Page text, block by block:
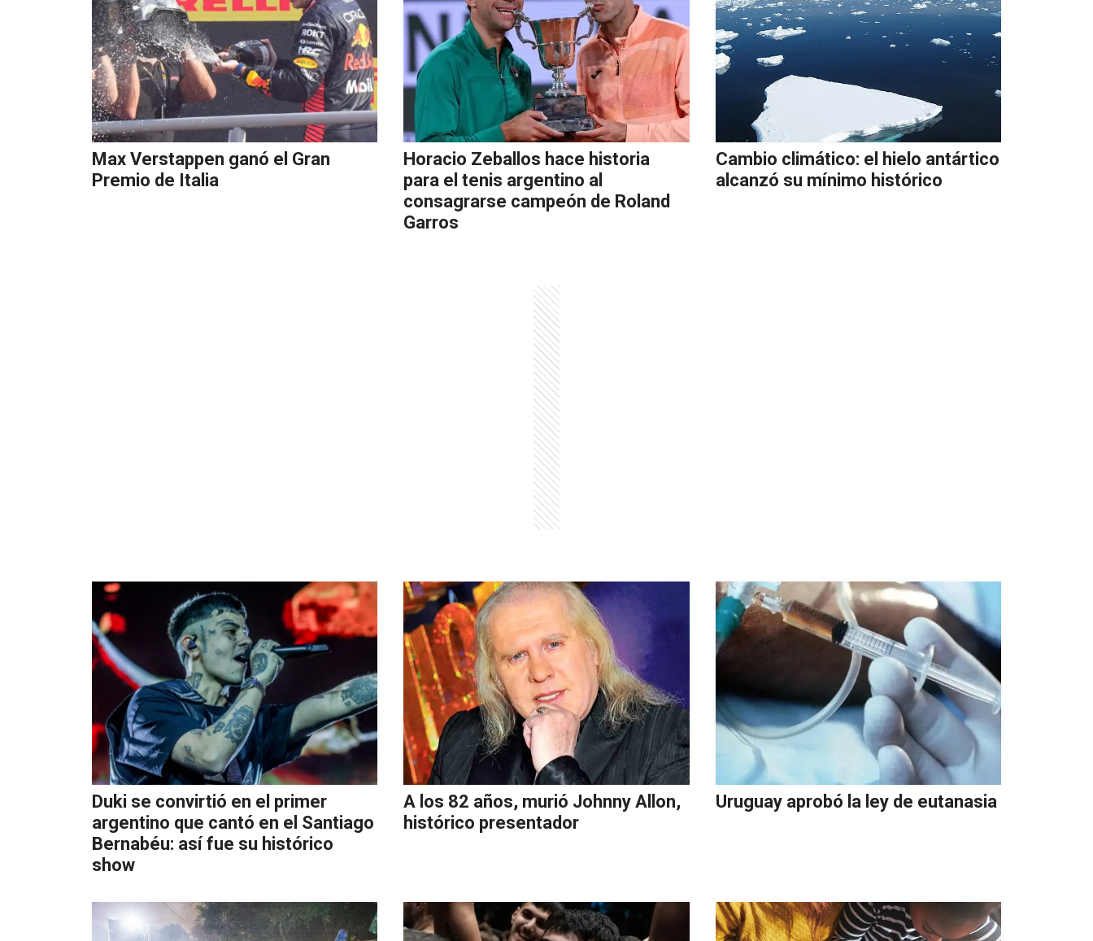
Max Verstappen ganó el Gran
Premio de Italia
Horacio Zeballos hace historia
para el tenis argentino al
consagrarse campeón de Roland
Garros
Cambio climático: el hielo antártico
alcanzó su mínimo histórico
Duki se convirtió en el primer
argentino que cantó en el Santiago
Bernabéu: así fue su histórico
show
A los 82 años, murió Johnny Allon,
histórico presentador
Uruguay aprobó la ley de eutanasia